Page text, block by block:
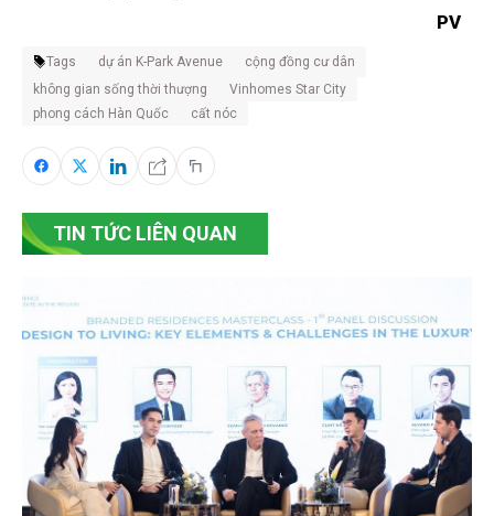
PV
Tags dự án K-Park Avenue
cộng đồng cư dân
không gian sống thời thượng
Vinhomes Star City
phong cách Hàn Quốc
cất nóc
TIN TỨC LIÊN QUAN